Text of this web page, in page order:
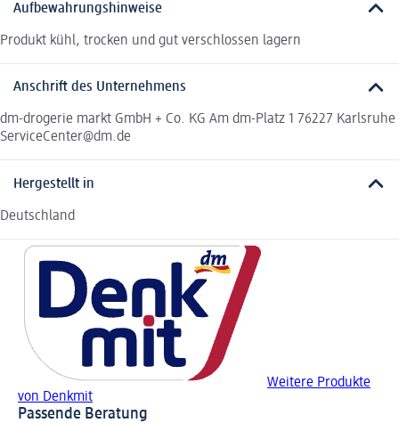
Aufbewahrungshinweise
Produkt kühl, trocken und gut verschlossen lagern
Anschrift des Unternehmens
dm-drogerie markt GmbH + Co. KG Am dm-Platz 1 76227 Karlsruhe
ServiceCenter@dm.de
Hergestellt in
Deutschland
Weitere Produkte
von Denkmit
Passende Beratung